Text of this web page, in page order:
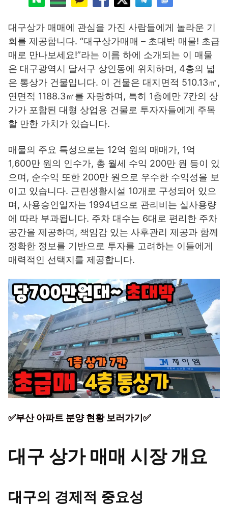
대구상가 매매에 관심을 가진 사람들에게 놀라운 기
회를 제공합니다. “대구상가매매 – 초대박 매물! 초급
매로 만나보세요!”라는 이름 하에 소개되는 이 매물
은 대구광역시 달서구 상인동에 위치하며, 4층의 넓
은 통상가 건물입니다. 이 건물은 대지면적 510.13㎡,
연면적 1188.3㎡를 자랑하며, 특히 1층에만 7칸의 상
가가 포함된 대형 상업용 건물로 투자자들에게 주목
할 만한 가치가 있습니다.
매물의 주요 특성으로는 12억 원의 매매가, 1억
1,600만 원의 인수가, 총 월세 수익 200만 원 등이 있
으며, 순수익 또한 200만 원으로 우수한 수익성을 보
이고 있습니다. 근린생활시설 10개로 구성되어 있으
며, 사용승인일자는 1994년으로 관리비는 실사용량
에 따라 부과됩니다. 주차 대수는 6대로 편리한 주차
공간을 제공하며, 책임감 있는 사후관리 제공과 함께
정확한 정보를 기반으로 투자를 고려하는 이들에게
매력적인 선택지를 제공합니다.
✅부산 아파트 분양 현황 보러가기✅
대구 상가 매매 시장 개요
대구의 경제적 중요성